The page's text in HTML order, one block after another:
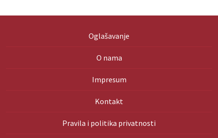
Oglašavanje
O nama
Impresum
Kontakt
Pravila i politika privatnosti